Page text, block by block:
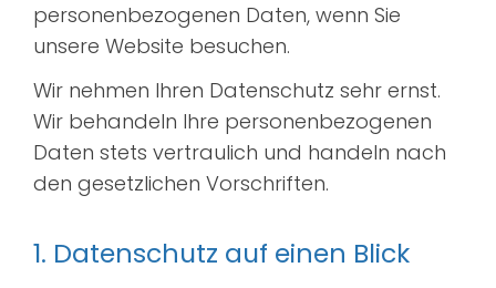
Schulleben
Beratung
Suche
nach:
personenbezogenen Daten, wenn Sie
unsere Website besuchen.
Wir nehmen Ihren Datenschutz sehr ernst.
Wir behandeln Ihre personenbezogenen
Daten stets vertraulich und handeln nach
den gesetzlichen Vorschriften.
1. Datenschutz auf einen Blick